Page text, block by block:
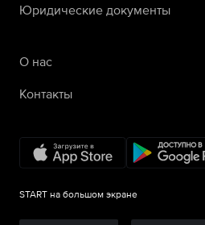
Юридические документы
О нас
Контакты
START на большом экране